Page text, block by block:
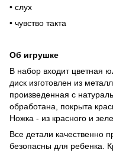
• слух
• чувство такта
Об игрушке
В набор входит цветная
диск изготовлен из
произведенная с
обработана, покрыта
Ножка - из красного и
Все детали качественно
безопасны для ребенка.